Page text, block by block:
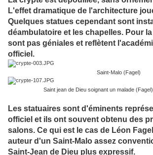
L'effet dramatique de l'architecture
Quelques statues cependant sont
déambulatoire et les chapelles. Pour
sont pas géniales et reflètent
officiel.
Saint-Malo (Fagel)
Saint jean de Dieu soignant un malade (Fagel)
Les statuaires sont d'éminents
officiel et ils ont souvent obtenu des
salons. Ce qui est le cas de Léon
auteur d'un Saint-Malo assez
Saint-Jean de Dieu plus expressif.